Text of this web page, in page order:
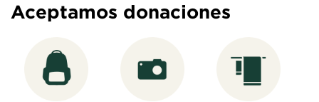
Aceptamos donaciones